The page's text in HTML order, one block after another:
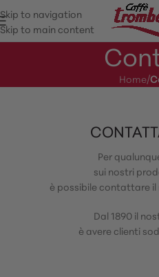
Skip to navigation
Skip to main content
Home/
Per
sui nostri
è possibile contattare il
Dal 1890 il
è avere clienti